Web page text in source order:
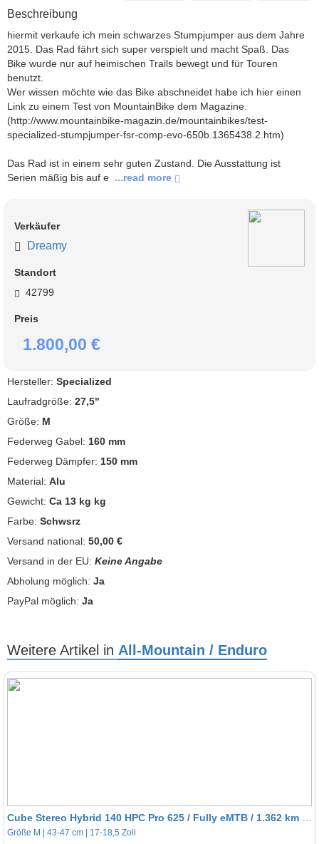
Beschreibung
hiermit verkaufe ich mein schwarzes Stumpjumper aus dem Jahre
2015. Das Rad fährt sich super verspielt und macht Spaß. Das
Bike wurde nur auf heimischen Trails bewegt und für Touren
benutzt.
Wer wissen möchte wie das Bike abschneidet habe ich hier einen
Link zu einem Test von MountainBike dem Magazine.
(http://www.mountainbike-magazin.de/mountainbikes/test-
specialized-stumpjumper-fsr-comp-evo-650b.1365438.2.htm)
Das Rad ist in einem sehr guten Zustand. Die Ausstattung ist
Serien mäßig bis auf e ...read more
Verkäufer
Dreamy
Standort
42799
Preis
1.800,00 €
Hersteller: Specialized
Laufradgröße: 27,5"
Größe: M
Federweg Gabel: 160 mm
Federweg Dämpfer: 150 mm
Material: Alu
Gewicht: Ca 13 kg kg
Farbe: Schwsrz
Versand national: 50,00 €
Versand in der EU: Keine Angabe
Abholung möglich: Ja
PayPal möglich: Ja
Weitere Artikel in All-Mountain / Enduro
Cube Stereo Hybrid 140 HPC Pro 625 / Fully eMTB / 1.362 km / Top-Zustand
Größe M | 43-47 cm | 17-18,5 Zoll